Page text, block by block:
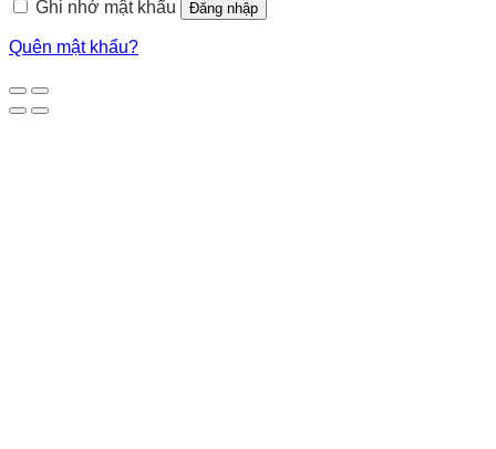
Ghi nhớ mật khẩu Đăng nhập
Quên mật khẩu?